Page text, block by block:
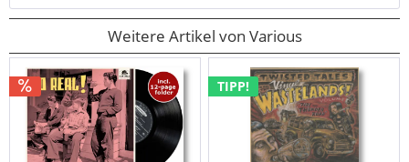
Weitere Artikel von Various
TIPP!